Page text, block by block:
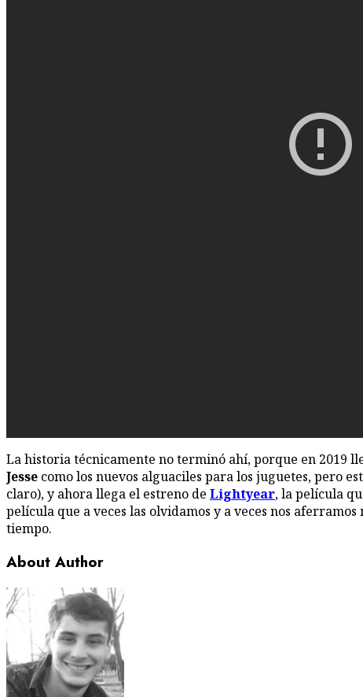
La historia técnicamente no terminó ahí, porque en 2019
Jesse como los nuevos alguaciles para los juguetes, pero
claro), y ahora llega el estreno de Lightyear, la película
película que a veces las olvidamos y a veces nos
tiempo.
About Author